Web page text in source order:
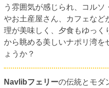
う雰囲気が感じられ、コルソ
やお土産屋さん、カフェなど
理が美味しく、夕食もゆっく
から眺める美しいナポリ湾を
ょうか？
Navlibフェリーの伝統とモダ